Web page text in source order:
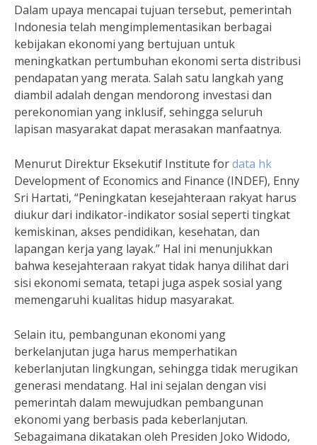
Dalam upaya mencapai tujuan tersebut, pemerintah
Indonesia telah mengimplementasikan berbagai
kebijakan ekonomi yang bertujuan untuk
meningkatkan pertumbuhan ekonomi serta distribusi
pendapatan yang merata. Salah satu langkah yang
diambil adalah dengan mendorong investasi dan
perekonomian yang inklusif, sehingga seluruh
lapisan masyarakat dapat merasakan manfaatnya.
Menurut Direktur Eksekutif Institute fordata hk
Development of Economics and Finance (INDEF), Enny
Sri Hartati, “Peningkatan kesejahteraan rakyat harus
diukur dari indikator-indikator sosial seperti tingkat
kemiskinan, akses pendidikan, kesehatan, dan
lapangan kerja yang layak.” Hal ini menunjukkan
bahwa kesejahteraan rakyat tidak hanya dilihat dari
sisi ekonomi semata, tetapi juga aspek sosial yang
memengaruhi kualitas hidup masyarakat.
Selain itu, pembangunan ekonomi yang
berkelanjutan juga harus memperhatikan
keberlanjutan lingkungan, sehingga tidak merugikan
generasi mendatang. Hal ini sejalan dengan visi
pemerintah dalam mewujudkan pembangunan
ekonomi yang berbasis pada keberlanjutan.
Sebagaimana dikatakan oleh Presiden Joko Widodo,